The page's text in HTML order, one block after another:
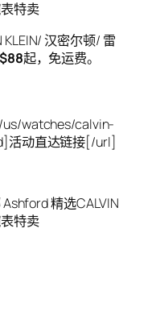
特卖
汉密尔顿/ 雷
起，免运费。
watches/calvin-
活动直达链接[/url]
精选CALVIN
特卖